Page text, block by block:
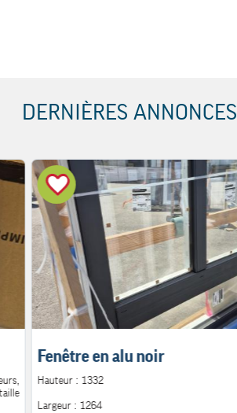
DERNIÈRES ANNONCES
Fenêtre en alu noir
Hauteur : 1332
Largeur : 1264